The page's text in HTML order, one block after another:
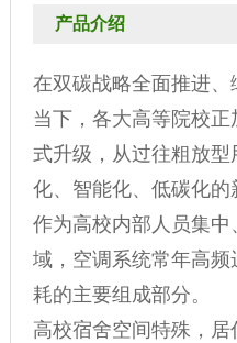
产品介绍
在双碳战略全面推进
当下，各大高等院校
式升级，从过往粗放
化、智能化、低碳化
作为高校内部人员集
域，空调系统常年高
耗的主要组成部分。
高校宿舍空间特殊，